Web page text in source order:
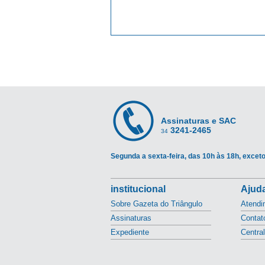
Assinaturas e SAC
34 3241-2465
Segunda a sexta-feira, das 10h às 18h,
institucional
Sobre Gazeta do Triângulo
Assinaturas
Expediente